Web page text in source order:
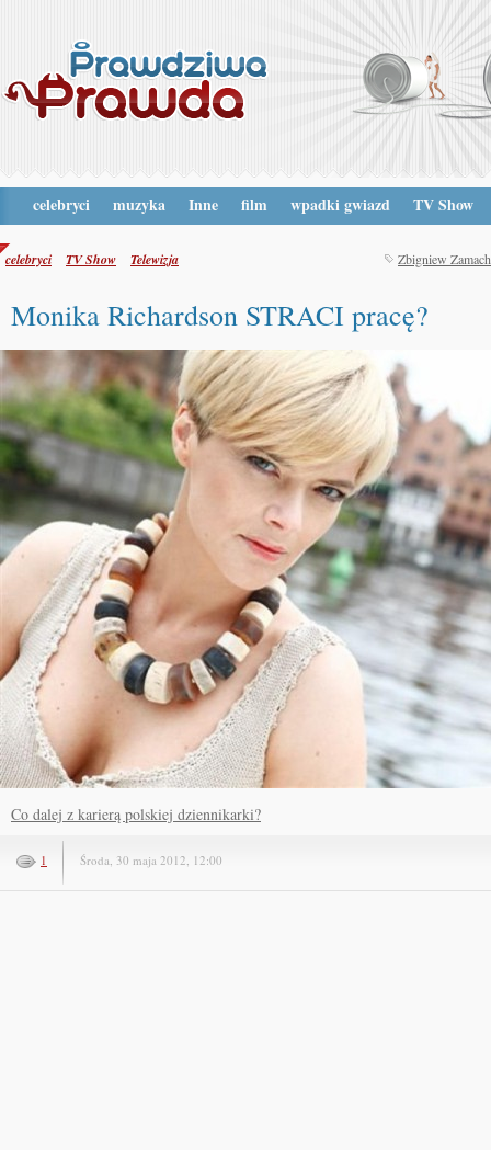
celebryci muzyka Inne film wpadki gwiazd TV Show
celebryci TV Show Telewizja Zbigniew
Monika Richardson STRACI pracę?
Co dalej z karierą polskiej dziennikarki?
1 Środa, 30 maja 2012, 12:00